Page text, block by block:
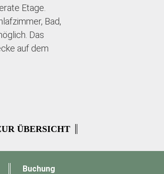
Etage.
Bad,
Das
auf dem
ÜBERSICHT
Buchung